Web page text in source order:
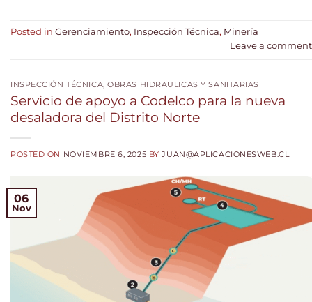
Posted in Gerenciamiento, Inspección Técnica, Minería
Leave a comment
INSPECCIÓN TÉCNICA ,OBRAS HIDRAULICAS Y SANITARIAS
Servicio de apoyo a Codelco para la nueva
desaladora del Distrito Norte
POSTED ON NOVIEMBRE 6, 2025 BYJUAN@APLICACIONESWEB.CL
06
Nov